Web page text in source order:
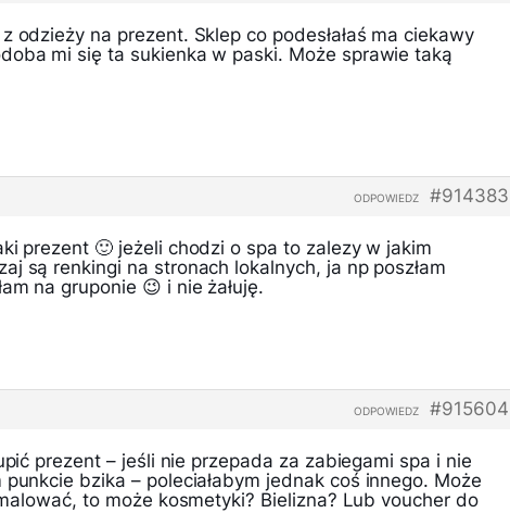
odzieży na prezent. Sklep co podesłałaś ma ciekawy
mi się ta sukienka w paski. Może sprawie taką
#914383
ODPOWIEDZ
prezent 🙂 jeżeli chodzi o spa to zalezy w jakim
są renkingi na stronach lokalnych, ja np poszłam
na gruponie 😉 i nie żałuję.
#915604
ODPOWIEDZ
prezent – jeśli nie przepada za zabiegami spa i nie
bzika – poleciałabym jednak coś innego. Może
to może kosmetyki? Bielizna? Lub voucher do